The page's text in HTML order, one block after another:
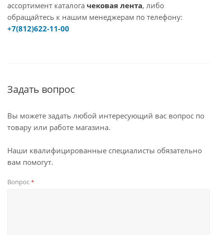
ассортимент каталога чековая лента, либо
обращайтесь к нашим менеджерам по телефону:
+7(812)622-11-00
Задать вопрос
Вы можете задать любой интересующий вас вопрос по
товару или работе магазина.
Наши квалифицированные специалисты обязательно
вам помогут.
Вопрос*